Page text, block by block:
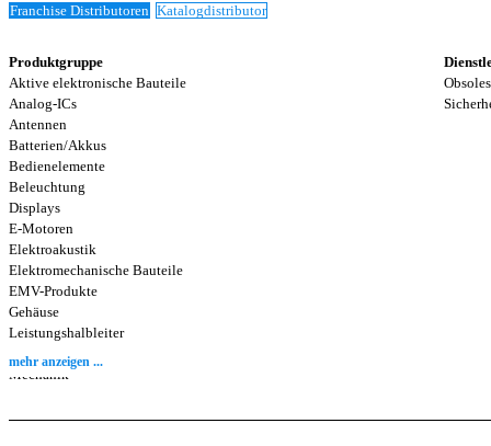
Franchise Distributoren Katalogdistributor
Produktgruppe
Aktive elektronische Bauteile
Analog-ICs
Antennen
Batterien/Akkus
Bedienelemente
Beleuchtung
Displays
E-Motoren
Elektroakustik
Elektromechanische Bauteile
EMV-Produkte
Gehäuse
Leistungshalbleiter
Logik-ICs
Mechanik
mehr anzeigen ...